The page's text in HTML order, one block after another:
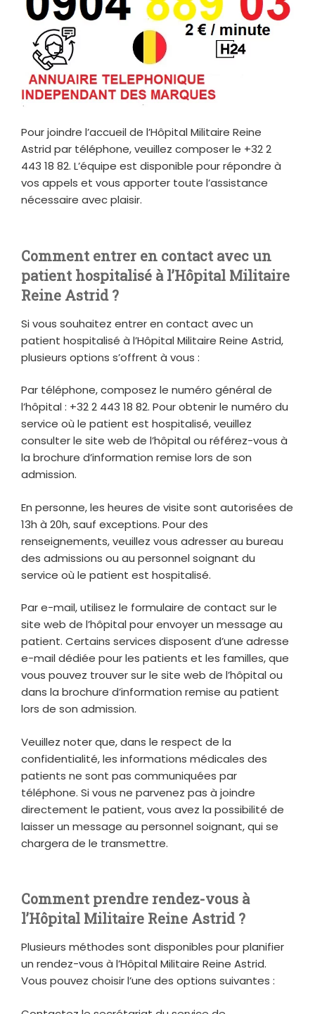
Pour joindre l’accueil de l’Hôpital Militaire Reine
Astrid par téléphone, veuillez composer le +32 2
443 18 82. L’équipe est disponible pour répondre à
vos appels et vous apporter toute l’assistance
nécessaire avec plaisir.
Comment entrer en contact avec un
patient hospitalisé à l’Hôpital Militaire
Reine Astrid ?
Si vous souhaitez entrer en contact avec un
patient hospitalisé à l’Hôpital Militaire Reine Astrid,
plusieurs options s’offrent à vous :
Par téléphone, composez le numéro général de
l’hôpital : +32 2 443 18 82. Pour obtenir le numéro du
service où le patient est hospitalisé, veuillez
consulter le site web de l’hôpital ou référez-vous à
la brochure d’information remise lors de son
admission.
En personne, les heures de visite sont autorisées de
13h à 20h, sauf exceptions. Pour des
renseignements, veuillez vous adresser au bureau
des admissions ou au personnel soignant du
service où le patient est hospitalisé.
Par e-mail, utilisez le formulaire de contact sur le
site web de l’hôpital pour envoyer un message au
patient. Certains services disposent d’une adresse
e-mail dédiée pour les patients et les familles, que
vous pouvez trouver sur le site web de l’hôpital ou
dans la brochure d’information remise au patient
lors de son admission.
Veuillez noter que, dans le respect de la
confidentialité, les informations médicales des
patients ne sont pas communiquées par
téléphone. Si vous ne parvenez pas à joindre
directement le patient, vous avez la possibilité de
laisser un message au personnel soignant, qui se
chargera de le transmettre.
Comment prendre rendez-vous à
l’Hôpital Militaire Reine Astrid ?
Plusieurs méthodes sont disponibles pour planifier
un rendez-vous à l’Hôpital Militaire Reine Astrid.
Vous pouvez choisir l’une des options suivantes :